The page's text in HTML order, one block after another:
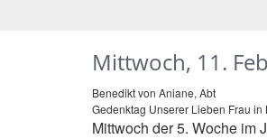
Mittwoch, 11.
Benedikt von Aniane, Abt
Gedenktag Unserer Lieben Frau in
Mittwoch der 5. Woche im